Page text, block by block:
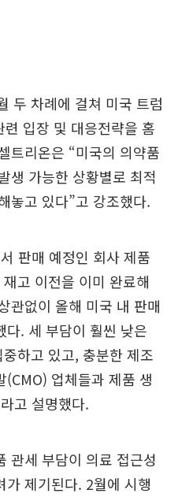
두 차례에 걸쳐 미국 트럼
입장 및 대응전략을 홈
트리온은 “미국의 의약품
생 가능한 상황별로 최적
놓고 있다”고 강조했다.
판매 예정인 회사 제품
고 이전을 이미 완료해
관없이 올해 미국 내 판매
다. 세 부담이 훨씬 낮은
하고 있고, 충분한 제조
업체들과 제품 생
고 설명했다.
관세 부담이 의료 접근성
가 제기된다. 2월에 시행